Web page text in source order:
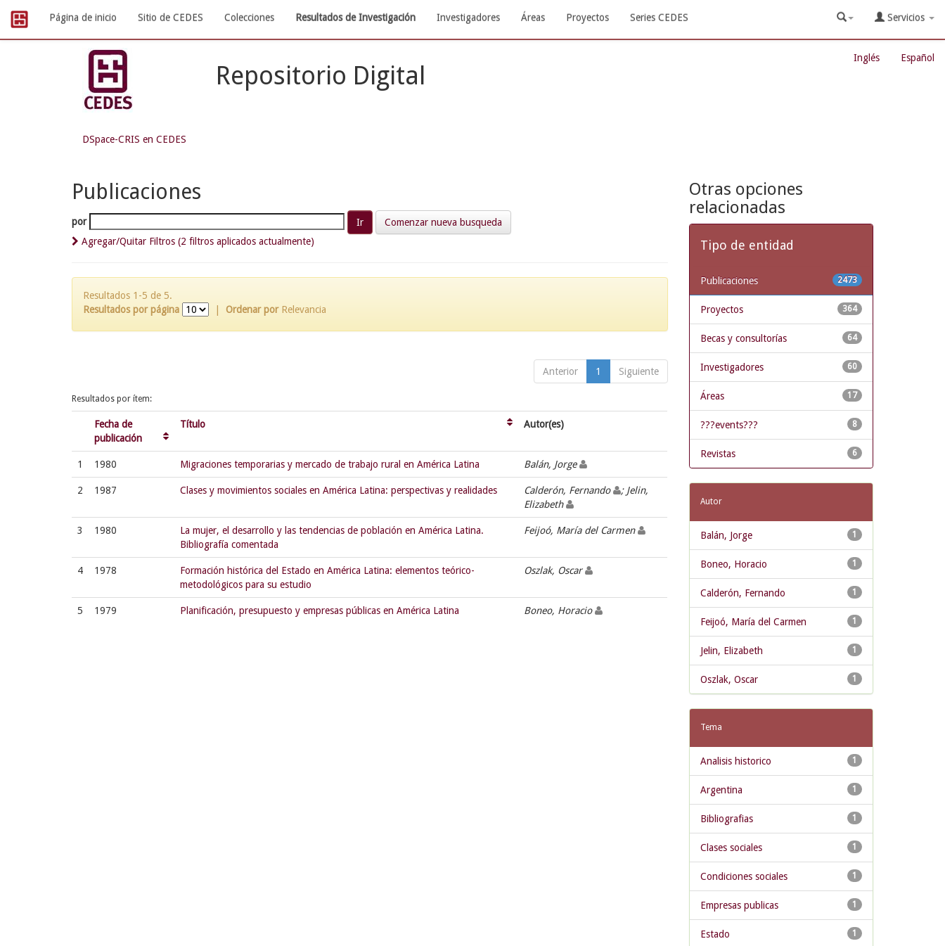
navigation
Página de inicio Sitio de CEDES Colecciones Resultados de Investigación Investigadores Áreas Proyectos Series CEDES Servicios
Inglés Español
Repositorio Digital
DSpace-CRIS en CEDES
Publicaciones
por
Comenzar nueva busqueda
Agregar/Quitar Filtros (2 filtros aplicados actualmente)
Resultados 1-5 de 5.
Resultados por página
Ordenar por Relevancia
Anterior 1 Siguiente
Resultados por ítem:
Fecha de
publicación
Título Autor(es)
1 1980 Migraciones temporarias y mercado de trabajo rural en América Latina Balán, Jorge
2 1987 Clases y movimientos sociales en América Latina: perspectivas y realidades Calderón, Fernando
; Jelin,
Elizabeth
3 1980
La mujer, el desarrollo y las tendencias de población en América Latina.
Bibliografía comentada
Feijoó, María del Carmen
4 1978
Formación histórica del Estado en América Latina: elementos teórico-
metodológicos para su estudio
Oszlak, Oscar
5 1979 Planificación, presupuesto y empresas públicas en América Latina Boneo, Horacio
Otras opciones
relacionadas
Tipo de entidad
2473
Publicaciones
364
Proyectos
64
Becas y consultorías
60
Investigadores
17
Áreas
8
???events???
6
Revistas
Autor
1
Balán, Jorge
1
Boneo, Horacio
1
Calderón, Fernando
1
Feijoó, María del Carmen
1
Jelin, Elizabeth
1
Oszlak, Oscar
Tema
1
Analisis historico
1
Argentina
1
Bibliografias
1
Clases sociales
1
Condiciones sociales
1
Empresas publicas
1
Estado